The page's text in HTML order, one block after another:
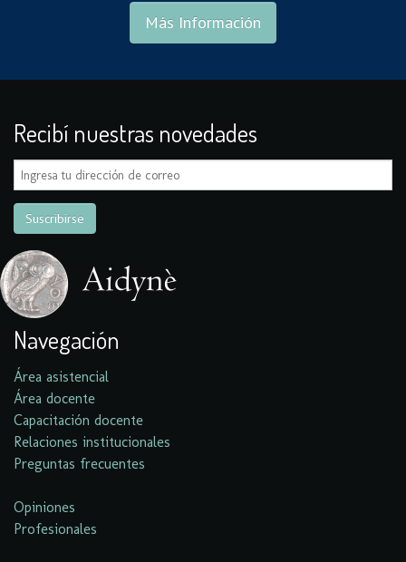
Más Información
Recibí nuestras novedades
Navegación
Área asistencial
Área docente
Capacitación docente
Relaciones institucionales
Preguntas frecuentes
Opiniones
Profesionales